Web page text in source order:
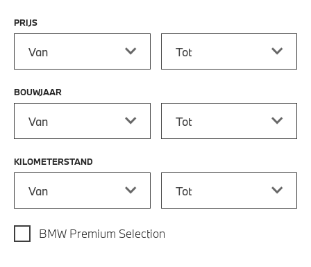
PRIJS
BOUWJAAR
KILOMETERSTAND
BMW Premium Selection